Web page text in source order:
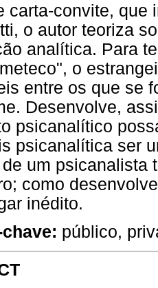
carta-convite, que
o autor teoriza
analítica. Para
o
entre os que se
Desenvolve,
psicanalítico
psicanalítica ser
um psicanalista
como
inédito.
público,